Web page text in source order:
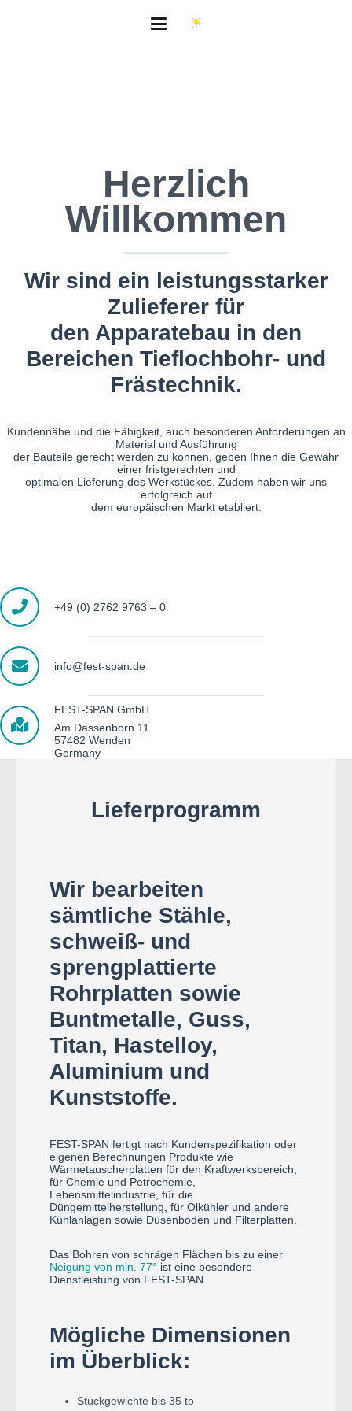
Herzlich
Willkommen
Wir sind ein leistungsstarker
Zulieferer für
den Apparatebau in den
Bereichen Tieflochbohr- und
Frästechnik.
Kundennähe und die Fähigkeit, auch besonderen Anforderungen an
Material und Ausführung
der Bauteile gerecht werden zu können, geben Ihnen die Gewähr
einer fristgerechten und
optimalen Lieferung des Werkstückes. Zudem haben wir uns
erfolgreich auf
dem europäischen Markt etabliert.
+49 (0) 2762 9763 – 0
info@fest-span.de
FEST-SPAN GmbH
Am Dassenborn 11
57482 Wenden
Germany
Lieferprogramm
Wir bearbeiten
sämtliche Stähle,
schweiß- und
sprengplattierte
Rohrplatten sowie
Buntmetalle, Guss,
Titan, Hastelloy,
Aluminium und
Kunststoffe.
FEST-SPAN fertigt nach Kundenspezifikation oder
eigenen Berechnungen Produkte wie
Wärmetauscherplatten für den Kraftwerksbereich,
für Chemie und Petrochemie,
Lebensmittelindustrie, für die
Düngemittelherstellung, für Ölkühler und andere
Kühlanlagen sowie Düsenböden und Filterplatten.
Das Bohren von schrägen Flächen bis zu einer
Neigung von min. 77° ist eine besondere
Dienstleistung von FEST-SPAN.
Mögliche Dimensionen
im Überblick:
Stückgewichte bis 35 to